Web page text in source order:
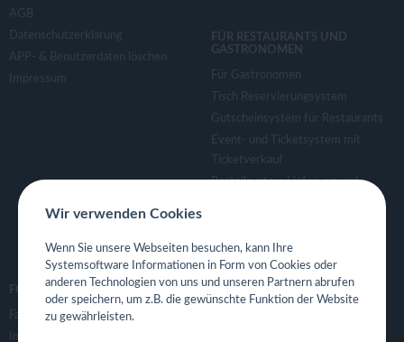
AGB
Datenschutzerklärung
APP- & Benutzerdaten löschen
Impressum
FÜR RESTAURANTS UND
GASTRONOMEN
Für Gastronomen
Tisch Reservierungsystem
Gutscheinsystem für Restaurants
Event- und Ticketsystem mit
Ticketverkauf
Bestellsystem Lieferung und
Eigene App für Restaurant
FOLGE UNS
Facebook
Instagram
Wir verwenden Cookies
Wenn Sie unsere Webseiten besuchen, kann Ihre
Systemsoftware Informationen in Form von Cookies oder
anderen Technologien von uns und unseren Partnern abrufen
oder speichern, um z.B. die gewünschte Funktion der Website
zu gewährleisten.